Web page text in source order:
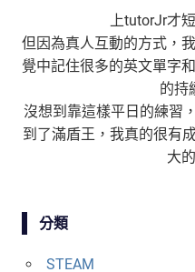
上tutorJr才
但因為真人互動的方式，
覺中記住很多的英文單字
的持
沒想到靠這樣平日的練習
到了滿盾王，我真的很有
大
分類
STEAM